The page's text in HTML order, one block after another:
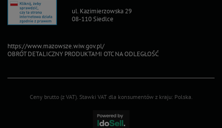
ul. Kazimierzowska 29
08-110 Siedlce
https://www.mazowsze.wiw.gov.pl/
OBRÓT DETALICZNY PRODUKTAMI OTC NA ODLEGŁOŚĆ
Ceny brutto (z VAT). Stawki VAT dla konsumentów z kraju: Polska